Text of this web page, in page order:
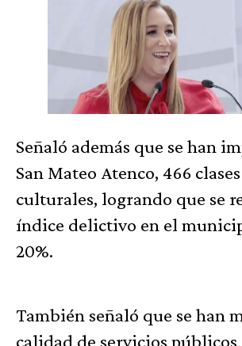
Señaló además que se han
San Mateo Atenco, 466
culturales, logrando que se
índice delictivo en el
20%.
También señaló que se han
calidad de servicios públicos